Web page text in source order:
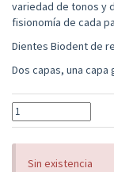
variedad de tonos y
fisionomía de cada
Dientes Biodent de
Dos capas, una capa
Sin existencia